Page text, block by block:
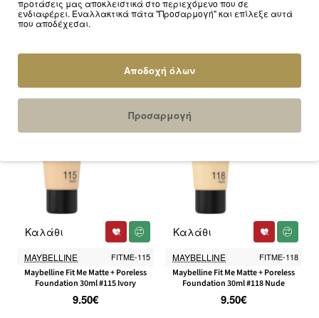
MAYBELLINE FITME-105 MAYBELLINE FITME-110
MAYBELLINE FITME-115
Maybelline Fit Me Matte + Poreless
Foundation 30ml #115 Ivory
9.50€
Καλάθι
MAYBELLINE FITME-118
Maybelline Fit Me Matte + Poreless
Foundation 30ml #118 Nude
9.50€
Καλάθι
προτάσεις μας αποκλειστικά στο περιεχόμενο που σε
ενδιαφέρει. Εναλλακτικά πάτα "Προσαρμογή" και επίλεξε αυτά
που αποδέχεσαι.
Αποδοχή όλων
Προσαρμογή